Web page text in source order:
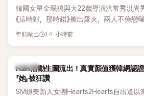
韓國女星金珉禧與大22歲導演洪常秀洪尚
《這時對，那時錯》擦出愛火，兩人不倫戀
今，戀情已持續近10年，並於去年迎來兩
首度以演員身分復出。不過，新片尚未上
一句台詞卻突然被韓網翻出，意外再度掀
年糕歐巴 14 小時前
K-POP
H2H活動生圖流出！真實顏值獲韓網認證：
「她」被狂讚
SM娛樂新人女團Hearts2Hearts自出道以